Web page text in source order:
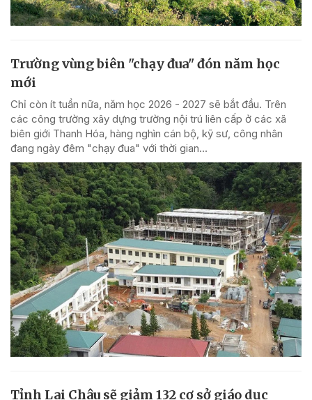
Trường vùng biên "chạy đua" đón năm học
mới
Chỉ còn ít tuần nữa, năm học 2026 - 2027 sẽ bắt đầu. Trên
các công trường xây dựng trường nội trú liên cấp ở các xã
biên giới Thanh Hóa, hàng nghìn cán bộ, kỹ sư, công nhân
đang ngày đêm "chạy đua" với thời gian...
Tỉnh Lai Châu sẽ giảm 132 cơ sở giáo dục